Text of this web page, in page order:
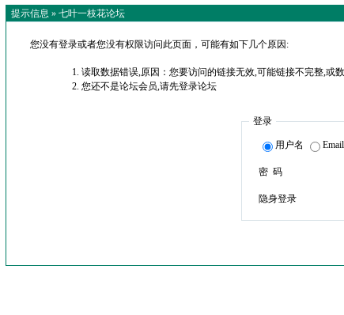
提示信息 » 七叶一枝花论坛
您没有登录或者您没有权限访问此页面，可能有如下几个原因:
读取数据错误,原因：您要访问的链接无效,可能链接不完整,或
您还不是论坛会员,请先登录论坛
登录
用户名 Email
密 码
隐身登录